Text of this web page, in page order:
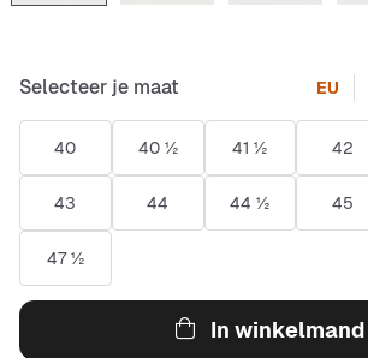
Selecteer je maat EU
40 40 ½ 41 ½ 42
43 44 44 ½ 45
47 ½
In winkelmand